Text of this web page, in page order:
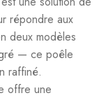
répondre aux
deux modèles
— ce poêle
raffiné.
offre une